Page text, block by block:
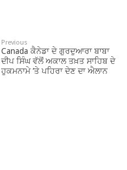
Previous
Canada ਕੈਨੇਡਾ ਦੇ ਗੁਰਦੁਆਰਾ ਬਾਬਾ
ਦੀਪ ਸਿੰਘ ਵੱਲੋਂ ਅਕਾਲ ਤਖ਼ਤ ਸਾਹਿਬ ਦੇ
ਹੁਕਮਨਾਮੇ ’ਤੇ ਪਹਿਰਾ ਦੇਣ ਦਾ ਐਲਾਨ